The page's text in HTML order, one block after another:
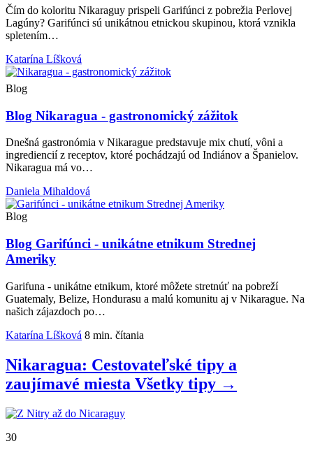
Čím do koloritu Nikaraguy prispeli Garifúnci z pobrežia Perlovej
Lagúny? Garifúnci sú unikátnou etnickou skupinou, ktorá vznikla
spletením…
Katarína Líšková
Blog
Blog Nikaragua - gastronomický zážitok
Dnešná gastronómia v Nikarague predstavuje mix chutí, vôni a
ingrediencií z receptov, ktoré pochádzajú od Indiánov a Španielov.
Nikaragua má vo…
Daniela Mihaldová
Blog
Blog Garifúnci - unikátne etnikum Strednej
Ameriky
Garifuna - unikátne etnikum, ktoré môžete stretnúť na pobreží
Guatemaly, Belize, Hondurasu a malú komunitu aj v Nikarague. Na
našich zájazdoch po…
Katarína Líšková 8 min. čítania
Nikaragua: Cestovateľské tipy a
zaujímavé miesta Všetky tipy →
30